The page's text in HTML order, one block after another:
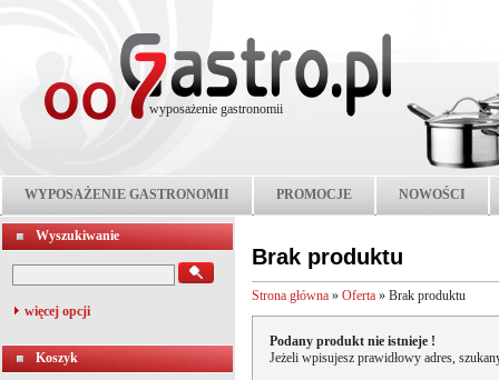
wyposażenie gastronomii
WYPOSAŻENIE GASTRONOMII PROMOCJE NOWOŚCI
Wyszukiwanie
więcej opcji
Koszyk
Brak produktu
Strona główna » Oferta » Brak produktu
Podany produkt nie istnieje !
Jeżeli wpisujesz prawidłowy adres,